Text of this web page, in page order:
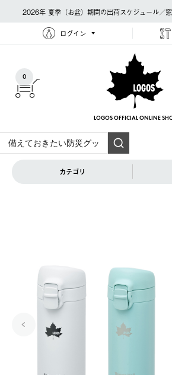
2026年 夏季（お盆）期間の出荷スケジュール／
ログイン
0
LOGOS OFFICIAL ONLINE
カテゴリ